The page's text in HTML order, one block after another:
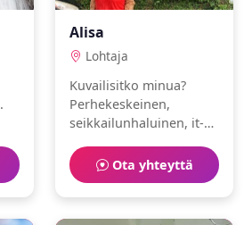
Alisa
Lohtaja
Kuvailisitko minua?
Perhekeskeinen,
seikkailunhaluinen, it-
kiipeily ja mindfulness.
Ota yhteyttä